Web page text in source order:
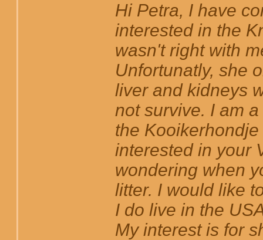
Hi Petra, I have
interested in the
wasn't right with
Unfortunatly, she
liver and kidneys
not survive. I am
the
interested in your
wondering when
litter. I would like
I do live in the
My interest is for